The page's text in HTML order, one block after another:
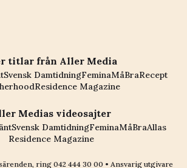
titlar från Aller Media
Svensk DamtidningFeminaMåBraRecept
Residence Magazine
Medias videosajter
Svensk DamtidningFeminaMåBraAllas
Residence Magazine
ring 042 444 30 00 • Ansvarig utgivare